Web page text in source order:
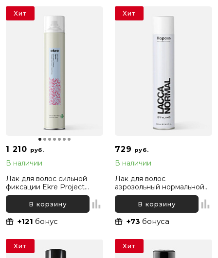
1 210 руб.
В наличии
Лак для волос сильной
фиксации Ekre Project
Extra Strong Fix Elysium,
500 млВ корзину
+121 бонус
Хит
729 руб.
В наличии
Лак для волос
аэрозольный нормальной
фиксации Kapous
Professional, 500 мл
В корзину
+73 бонуса
Хит
Хит Хит